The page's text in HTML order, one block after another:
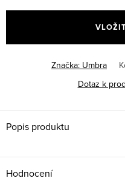
cena:
Značka: Umbra
Dotaz k
Popis produktu
Hodnocení